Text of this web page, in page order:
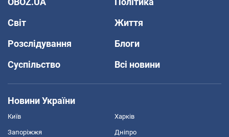
Світ
Життя
Розслідування
Блоги
Суспільство
Всі новини
Новини України
Київ Харків
Запоріжжя Дніпро